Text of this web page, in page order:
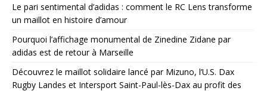
Le pari sentimental d’adidas : comment le RC Lens transforme
un maillot en histoire d’amour
Pourquoi l’affichage monumental de Zinedine Zidane par
adidas est de retour à Marseille
Découvrez le maillot solidaire lancé par Mizuno, l’U.S. Dax
Rugby Landes et Intersport Saint-Paul-lès-Dax au profit des